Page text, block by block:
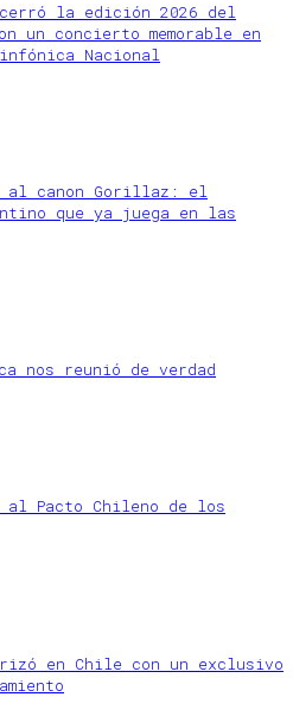
la edición 2026 del
un concierto memorable en
Nacional
al canon Gorillaz: el
que ya juega en las
nos reunió de verdad
al Pacto Chileno de los
en Chile con un exclusivo